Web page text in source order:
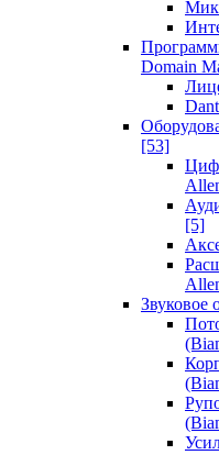
Domain
[53]
[5]
Звуковое